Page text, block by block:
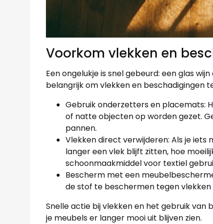
Voorkom vlekken en
Een ongelukje is snel gebeurd: een glas
belangrijk om vlekken en beschadigingen
Gebruik onderzetters en placemats:
of natte objecten op worden gezet.
pannen.
Vlekken direct verwijderen: Als je iets
langer een vlek blijft zitten, hoe
schoonmaakmiddel voor textiel
Bescherm met een
de stof te beschermen tegen
Snelle actie bij vlekken en het gebruik
je meubels er langer mooi uit blijven zien.